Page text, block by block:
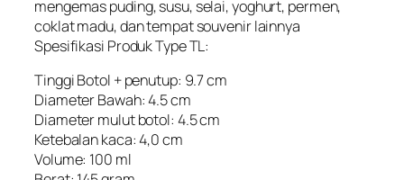
mengemas puding, susu, selai, yoghurt, permen,
coklat madu, dan tempat souvenir lainnya
Spesifikasi Produk Type TL:
Tinggi Botol + penutup: 9.7 cm
Diameter Bawah: 4.5 cm
Diameter mulut botol: 4.5 cm
Ketebalan kaca: 4,0 cm
Volume: 100 ml